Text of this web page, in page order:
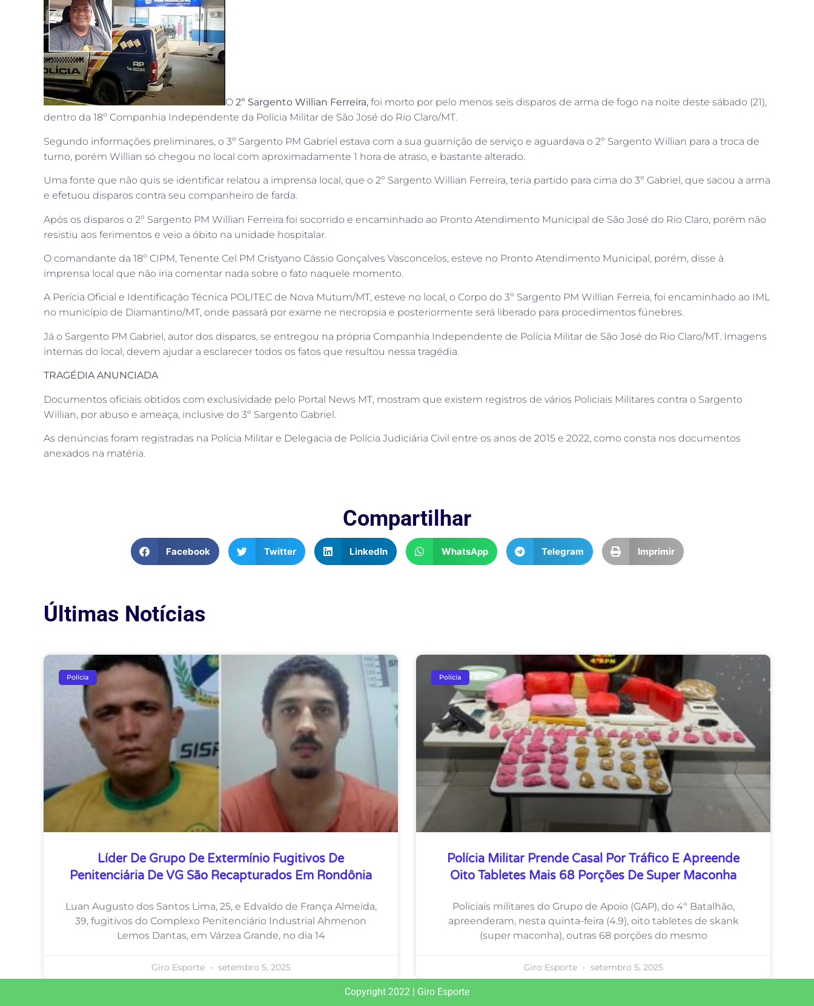
O 2º Sargento Willian Ferreira, foi morto por pelo menos seis disparos de arma de fogo na noite deste sábado (21),
dentro da 18º Companhia Independente da Polícia Militar de São José do Rio Claro/MT.
Segundo informações preliminares, o 3º Sargento PM Gabriel estava com a sua guarnição de serviço e aguardava o 2º Sargento Willian para a troca de
turno, porém Willian só chegou no local com aproximadamente 1 hora de atraso, e bastante alterado.
Uma fonte que não quis se identificar relatou a imprensa local, que o 2º Sargento Willian Ferreira, teria partido para cima do 3º Gabriel, que sacou a arma
e efetuou disparos contra seu companheiro de farda.
Após os disparos o 2º Sargento PM Willian Ferreira foi socorrido e encaminhado ao Pronto Atendimento Municipal de São José do Rio Claro, porém não
resistiu aos ferimentos e veio a óbito na unidade hospitalar.
O comandante da 18º CIPM, Tenente Cel PM Cristyano Cássio Gonçalves Vasconcelos, esteve no Pronto Atendimento Municipal, porém, disse à
imprensa local que não iria comentar nada sobre o fato naquele momento.
A Perícia Oficial e Identificação Técnica POLITEC de Nova Mutum/MT, esteve no local, o Corpo do 3º Sargento PM Willian Ferreia, foi encaminhado ao IML
no município de Diamantino/MT, onde passará por exame ne necropsia e posteriormente será liberado para procedimentos fúnebres.
Já o Sargento PM Gabriel, autor dos disparos, se entregou na própria Companhia Independente de Polícia Militar de São José do Rio Claro/MT. Imagens
internas do local, devem ajudar a esclarecer todos os fatos que resultou nessa tragédia.
TRAGÉDIA ANUNCIADA
Documentos oficiais obtidos com exclusividade pelo Portal News MT, mostram que existem registros de vários Policiais Militares contra o Sargento
Willian, por abuso e ameaça, inclusive do 3º Sargento Gabriel.
As denúncias foram registradas na Polícia Militar e Delegacia de Polícia Judiciária Civil entre os anos de 2015 e 2022, como consta nos documentos
anexados na matéria.
Compartilhar
Facebook Twitter LinkedIn WhatsApp Telegram Imprimir
Últimas Notícias
Polícia
Líder De Grupo De Extermínio Fugitivos De
Penitenciária De VG São Recapturados Em Rondônia
Luan Augusto dos Santos Lima, 25, e Edvaldo de França Almeida,
39, fugitivos do Complexo Penitenciário Industrial Ahmenon
Lemos Dantas, em Várzea Grande, no dia 14
Giro Esporte setembro 5, 2025
Polícia
Polícia Militar Prende Casal Por Tráfico E Apreende
Oito Tabletes Mais 68 Porções De Super Maconha
Policiais militares do Grupo de Apoio (GAP), do 4º Batalhão,
apreenderam, nesta quinta-feira (4.9), oito tabletes de skank
(super maconha), outras 68 porções do mesmo
Giro Esporte setembro 5, 2025
Copyright 2022 | Giro Esporte